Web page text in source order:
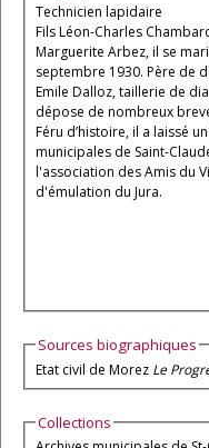
Technicien lapidaire
Fils Léon-Charles
Marguerite Arbez, il se
septembre 1930. Père de
Emile Dalloz, taillerie de
dépose de nombreux
Féru d’histoire, il a laissé
municipales de Saint-
l'association des Amis du
d'émulation du Jura.
Sources biographiques
Etat civil de Morez Le
Collections